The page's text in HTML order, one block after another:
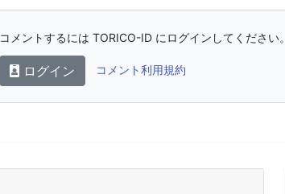
コメントするには TORICO-ID にログインしてください。
ログイン コメント利用規約